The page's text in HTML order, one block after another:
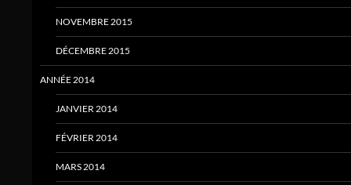
NOVEMBRE 2015
DÉCEMBRE 2015
ANNÉE 2014
JANVIER 2014
FÉVRIER 2014
MARS 2014